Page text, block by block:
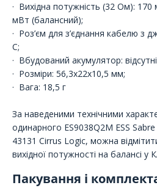
· Вихідна потужність (32 Ом):
мВт (балансний);
· Роз’єм для з’єднання кабелю з
C;
· Вбудований акумулятор:
· Розміри: 56,3х22х10,5 мм;
· Вага: 18,5 г
За наведеними технічними
одинарного ES9038Q2M ESS
43131 Cirrus Logic, можна
вихідної потужності на балансі у
Пакування і